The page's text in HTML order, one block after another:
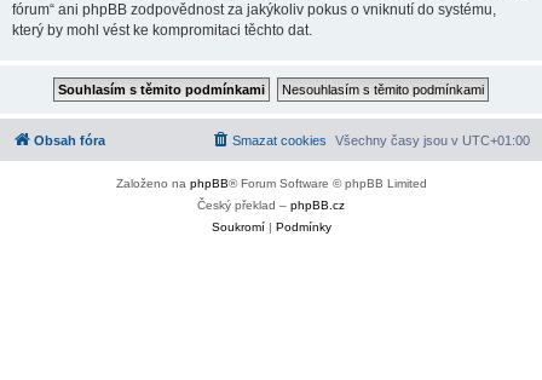
fórum“ ani phpBB zodpovědnost za jakýkoliv pokus o vniknutí do systému,
který by mohl vést ke kompromitaci těchto dat.
Obsah fóra Všechny časy jsou v UTC+01:00
Smazat cookies
Založeno na phpBB® Forum Software © phpBB Limited
Český překlad – phpBB.cz
Soukromí| Podmínky